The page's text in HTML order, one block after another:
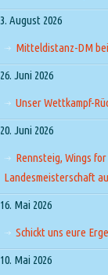
3. August 2026
Mitteldistanz-DM
26. Juni 2026
Unser Wettkampf-
20. Juni 2026
Rennsteig, Wings
Landesmeisterschaft
16. Mai 2026
Schickt uns eure
10. Mai 2026